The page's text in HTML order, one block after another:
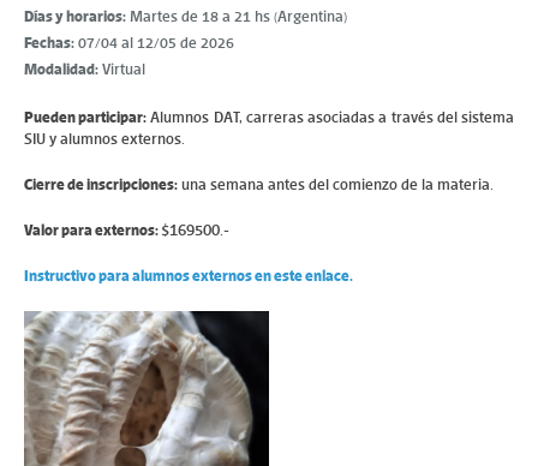
Días y horarios: Martes de 18 a 21 hs (Argentina)
Fechas: 07/04 al 12/05 de 2026
Modalidad: Virtual
Pueden participar: Alumnos DAT, carreras asociadas a través del sistema
SIU y alumnos externos.
Cierre de inscripciones: una semana antes del comienzo de la materia.
Valor para externos: $169500.-
Instructivo para alumnos externos en este enlace.